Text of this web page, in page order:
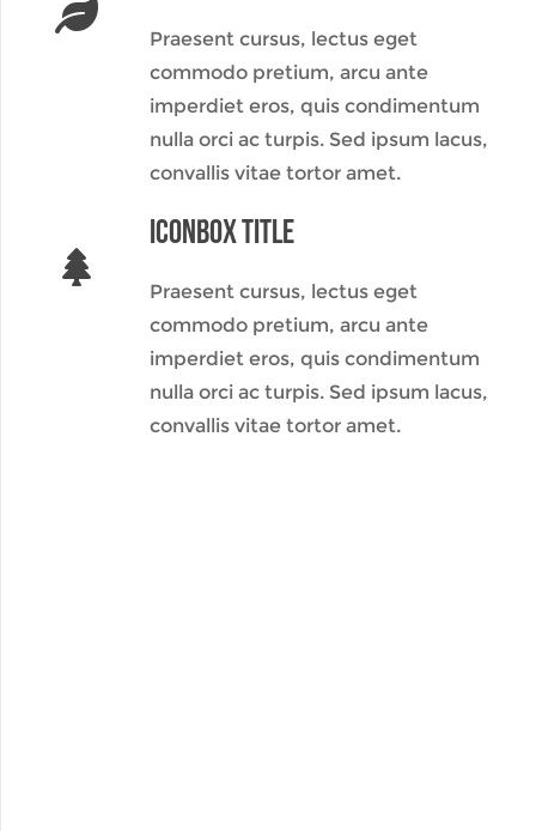
Praesent cursus, lectus eget
commodo pretium, arcu ante
imperdiet eros, quis condimentum
nulla orci ac turpis. Sed ipsum lacus,
convallis vitae tortor amet.
Iconbox Title
Praesent cursus, lectus eget
commodo pretium, arcu ante
imperdiet eros, quis condimentum
nulla orci ac turpis. Sed ipsum lacus,
convallis vitae tortor amet.